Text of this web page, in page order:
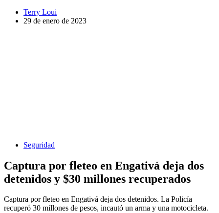
Terry Loui
29 de enero de 2023
Seguridad
Captura por fleteo en Engativá deja dos
detenidos y $30 millones recuperados
Captura por fleteo en Engativá deja dos detenidos. La Policía
recuperó 30 millones de pesos, incautó un arma y una motocicleta.